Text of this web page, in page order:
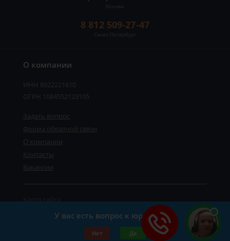
О компании
ИНН 8922221610
ОГРН 1084552123105
Задать вопрос
Форма обратной связи
О компании
Контакты
Вакансии
©2019-2026 Все права защищены.
Карта сайта
Политика персональных данных
Москва
8 812 509-27-47
Санкт-Петербург
У вас есть вопрос к юристу?
Нет Да